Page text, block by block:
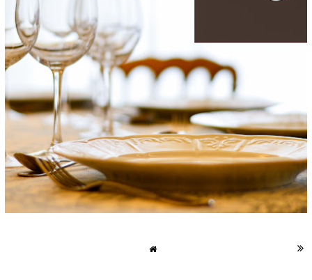
II ENCUENTRO GASTRO BLOGGER VALENCIA
domingo, 15 de mayo de 2016